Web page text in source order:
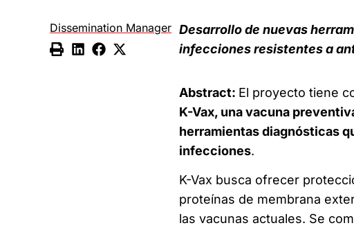
Dissemination Manager Desarrollo de nuevas
infecciones resistentes a
Abstract: El proyecto tiene
K-Vax, una vacuna
herramientas diagnósticas
infecciones.
K-Vax busca ofrecer
proteínas de membrana
las vacunas actuales. Se